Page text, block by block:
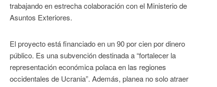
trabajando en estrecha colaboración con el Ministerio de
Asuntos Exteriores.
El proyecto está financiado en un 90 por cien por dinero
público. Es una subvención destinada a “fortalecer la
representación económica polaca en las regiones
occidentales de Ucrania”. Además, planea no solo atraer